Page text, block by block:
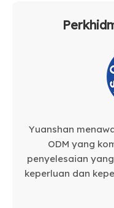
Yuanshan
ODM yang
penyelesaian
keperluan dan